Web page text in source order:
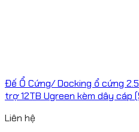
Đế Ổ Cứng/ Docking ổ cứng
trợ 12TB Ugreen kèm dây cáp
Liên hệ